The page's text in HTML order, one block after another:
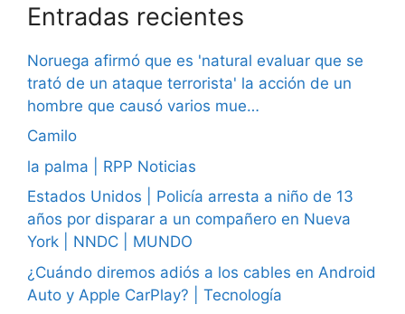
Entradas recientes
Noruega afirmó que es 'natural evaluar que se
trató de un ataque terrorista' la acción de un
hombre que causó varios mue…
Camilo
la palma | RPP Noticias
Estados Unidos | Policía arresta a niño de 13
años por disparar a un compañero en Nueva
York | NNDC | MUNDO
¿Cuándo diremos adiós a los cables en Android
Auto y Apple CarPlay? | Tecnología